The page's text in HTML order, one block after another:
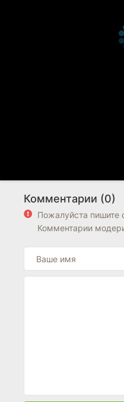
Комментарии (0)
Пожалуйста
Комментарии